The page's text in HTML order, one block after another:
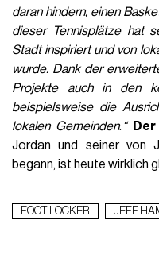
daran hindern, einen
dieser Tennisplätze hat
Stadt inspiriert und von
wurde. Dank der
Projekte auch in den
beispielsweise die
lokalen Gemeinden.“
Jordan und seiner von
begann, ist heute wirklich
FOOT LOCKER JEFF